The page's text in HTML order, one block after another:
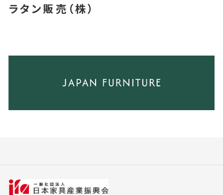
ラタン販売（株）